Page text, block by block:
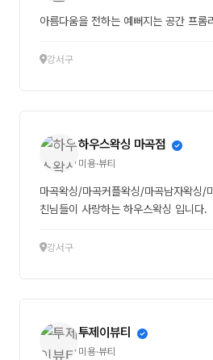
아름다움을 전하는 예뻐지는 공간 프롬
강서구
하우스왁싱 마곡점
미용·뷰티
마곡왁싱/마곡커플왁싱/마곡남자왁싱/
친님들이 사랑하는 하우스왁싱 입니다.
강서구
투제이뷰티
미용·뷰티